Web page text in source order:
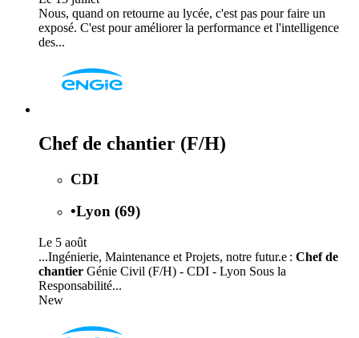
Nous, quand on retourne au lycée, c'est pas pour faire un
exposé. C'est pour améliorer la performance et l'intelligence
des...
Chef de chantier (F/H)
CDI
•Lyon (69)
Le 5 août
...Ingénierie, Maintenance et Projets, notre futur.e : Chef de
chantier Génie Civil (F/H) - CDI - Lyon Sous la
Responsabilité...
New